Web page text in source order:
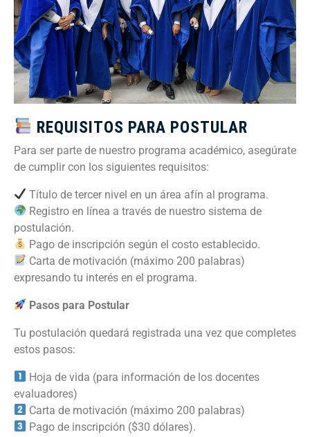
REQUISITOS PARA POSTULAR
Para ser parte de nuestro programa académico, asegúrate
de cumplir con los siguientes requisitos:
Título de tercer nivel en un área afín al programa.
Registro en línea a través de nuestro sistema de
postulación.
Pago de inscripción según el costo establecido.
Carta de motivación (máximo 200 palabras)
expresando tu interés en el programa.
Pasos para Postular
Tu postulación quedará registrada una vez que completes
estos pasos:
Hoja de vida (para información de los docentes
evaluadores)
Carta de motivación (máximo 200 palabras)
Pago de inscripción ($30 dólares).